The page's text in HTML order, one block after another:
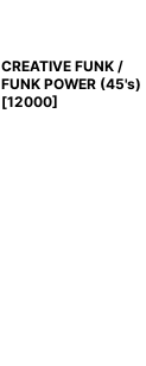
CREATIVE FUNK /
FUNK POWER (45's)
[12000]